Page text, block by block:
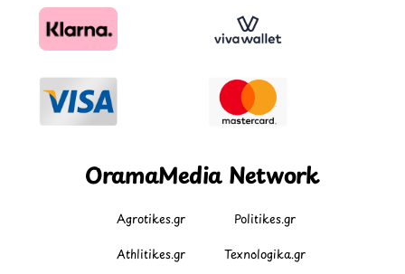
OramaMedia Network
Agrotikes.gr Politikes.gr
Athlitikes.gr Texnologika.gr